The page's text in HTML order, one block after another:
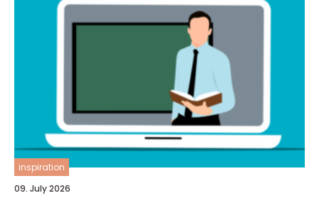
inspiration
09. July 2026